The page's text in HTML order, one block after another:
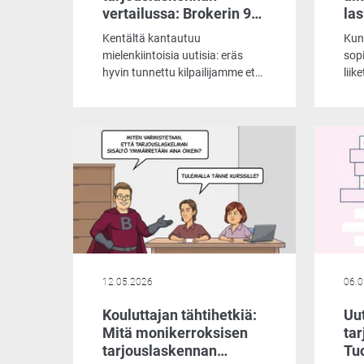
vertailussa: Brokerin 98
ominaisuutta jättivät
kilpailijan varjoonsa
Kentältä kantautuu
mielenkiintoisia uutisia: eräs
hyvin tunnettu kilpailijamme etsii
asiakkuuksia. Tämä näkyy muun
muassa siinä, että he tarjoavat
laskentaohjelmaansa asiakkaille
käyttöön jopa ilmaiseksi.
Päätimme ottaa selvää, mistä
markkinoiden liikehdintä johtuu
ja mitä ilmaisohjelma pitää
sisällään.
on
12.05.2026
Kouluttajan tähtihetkiä:
Mitä monikerroksisen
tarjouslaskennan